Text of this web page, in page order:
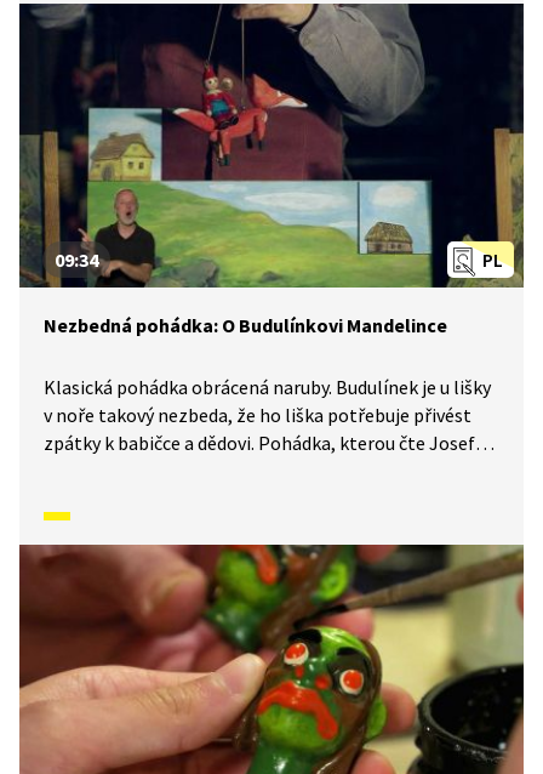
Seznamte se s Timmym a jeho kamarády. Procvičte si
poslech a naučte se nová slovíčka, jako například
puppet a dragon. Naučte se také jak se tvoří
přivlastňovací pád. Timmy a jeho kamarád Yabba
připravují pro své spolužáky loutkové představení.
Podívejte se, jak i vy byste mohli pro své kamarády
připravit divadelní představení.
PL
09:34
Nezbedná pohádka: O Budulínkovi Mandelince
Klasická pohádka obrácená naruby. Budulínek je u lišky
v noře takový nezbeda, že ho liška potřebuje přivést
zpátky k babičce a dědovi. Pohádka, kterou čte Josef